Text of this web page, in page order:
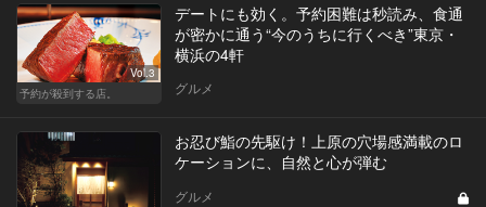
Vol.3
予約が殺到する店。
デートにも効く。予約困難は秒読み、食通
が密かに通う“今のうちに行くべき”東京・
横浜の4軒
グルメ
お忍び鮨の先駆け！上原の穴場感満載のロ
ケーションに、自然と心が弾む
グルメ